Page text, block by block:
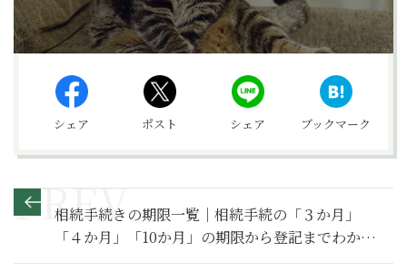
シェア ポスト シェア ブックマーク
相続手続きの期限一覧｜相続手続の「３か月」
「４か月」「10か月」の期限から登記までわかり
やすく解説【お金の学校】